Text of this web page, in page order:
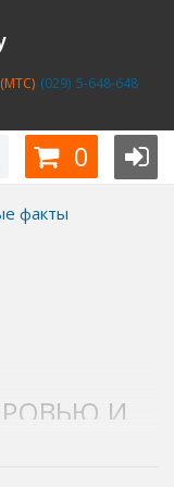
(MTC)(029) 5-648-648
0
факты
И
ВОДА